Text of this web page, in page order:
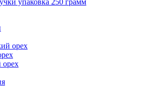
упаковка 250 грамм
орех
орех